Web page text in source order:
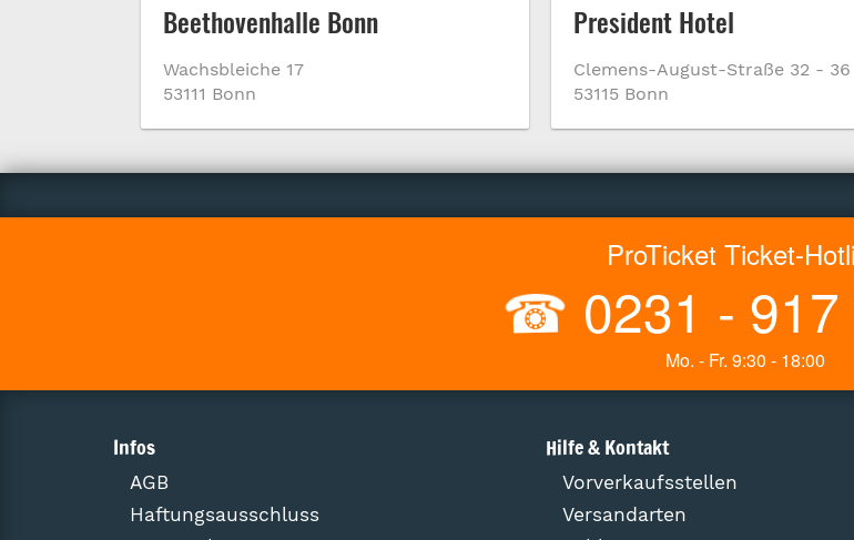
Beethovenhalle Bonn
Wachsbleiche 17
53111 Bonn
President Hotel
Clemens-August-Straße 32 - 36
53115 Bonn
ProTicket Ticket-
☎ 0231 -
Mo. - Fr. 9:30 - 18:00
Infos
AGB
Haftungsausschluss
Hilfe & Kontakt
Vorverkaufsstellen
Versandarten